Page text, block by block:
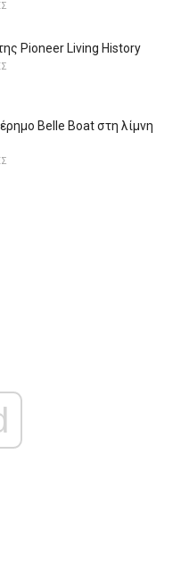
Pioneer Living History
Belle Boat στη λίμνη